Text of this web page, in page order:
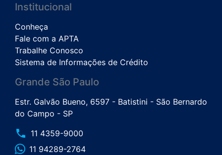
Institucional
Conheça
Fale com a APTA
Trabalhe Conosco
Sistema de Informações de Crédito
Grande São Paulo
Estr. Galvão Bueno, 6597 - Batistini - São Bernardo
do Campo - SP
phone 11 4359-9000
11 94289-2764